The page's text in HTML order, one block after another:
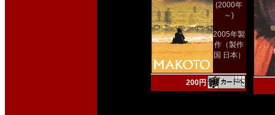
(2000年
～)
2005年製
作（製作
国 日本）
200円